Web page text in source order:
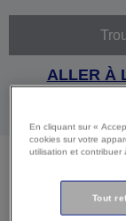
ALLER À
En cliquant sur «
cookies sur votre
utilisation et contribuer
Tout